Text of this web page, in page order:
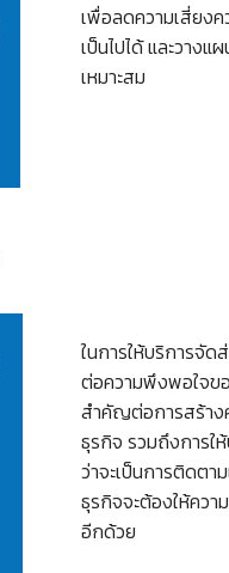
เพื่อลดความเสี่ยงค
เป็นไปได้ และวาง
เหมาะสม
ในการให้บริการจั
ต่อความพึงพอใจข
สำคัญต่อการสร้าง
ธุรกิจ รวมถึงการใ
ว่าจะเป็นการติดตา
ธุรกิจจะต้องให้คว
อีกด้วย